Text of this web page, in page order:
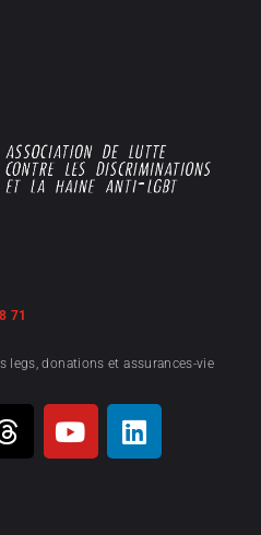
71
legs, donations et assurances-vie